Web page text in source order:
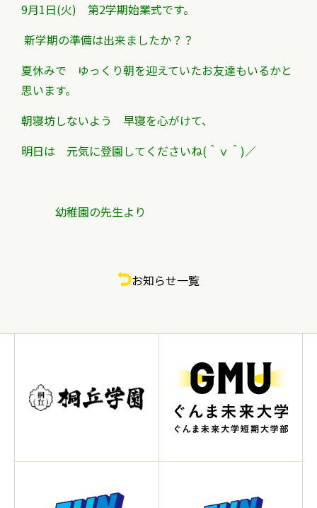
9月1日(火) 第2学期始業式です。
新学期の準備は出来ましたか？？
夏休みで ゆっくり朝を迎えていたお友達もいるかと
思います。
朝寝坊しないよう 早寝を心がけて、
明日は 元気に登園してくださいね(＾ｖ＾)／
幼稚園の先生より
お知らせ一覧